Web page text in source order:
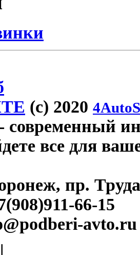
(c) 2020
- современный
все для
пр.
66-15
avto.ru
|